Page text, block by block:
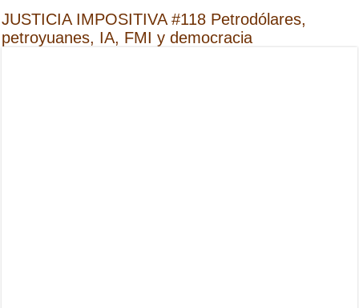
JUSTICIA IMPOSITIVA #118 Petrodólares,
petroyuanes, IA, FMI y democracia